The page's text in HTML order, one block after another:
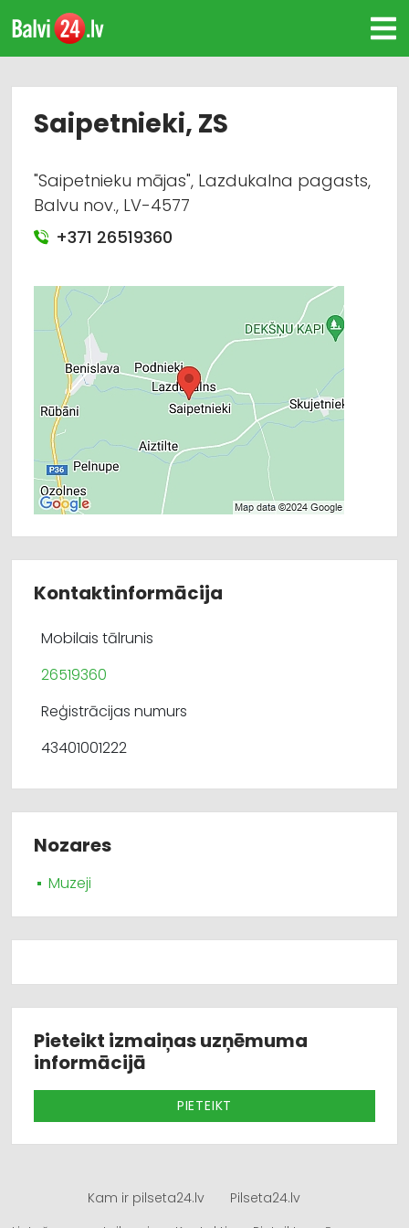
Saipetnieki, ZS
"Saipetnieku mājas", Lazdukalna pagasts,
Balvu nov., LV-4577
+371 26519360
Kontaktinformācija
Mobilais tālrunis
26519360
Reģistrācijas numurs
43401001222
Nozares
Muzeji
Pieteikt izmaiņas uzņēmuma
informācijā
PIETEIKT
Kam ir pilseta24.lv
Pilseta24.lv